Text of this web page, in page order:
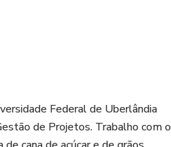
Federal de Uberlândia
de Projetos. Trabalho com o